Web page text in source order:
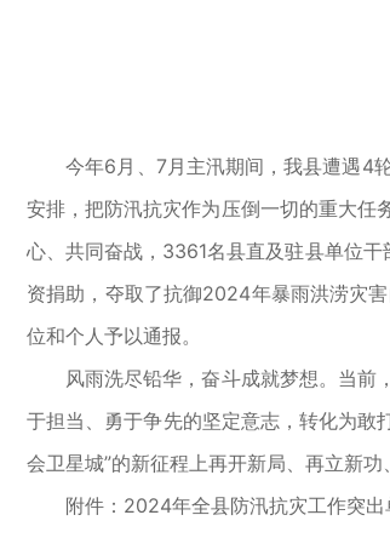
今年6月、7月主汛期间，我县遭遇4轮
安排，把防汛抗灾作为压倒一切的重大任
心、共同奋战，3361名县直及驻县单位
资捐助，夺取了抗御2024年暴雨洪涝灾
位和个人予以通报。
风雨洗尽铅华，奋斗成就梦想。当前，
于担当、勇于争先的坚定意志，转化为敢
会卫星城”的新征程上再开新局、再立新功
附件：2024年全县防汛抗灾工作突出